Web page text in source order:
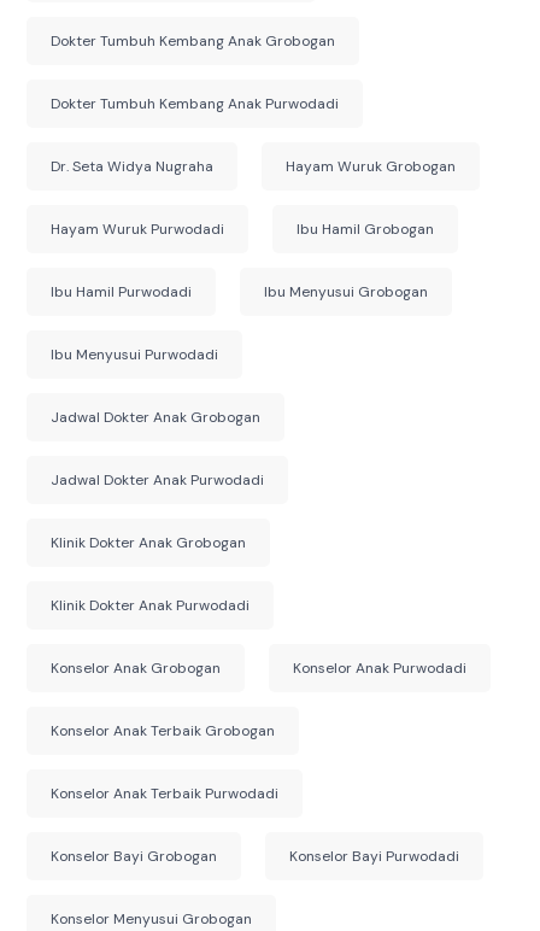
Dokter Tumbuh Kembang Anak Grobogan
Dokter Tumbuh Kembang Anak Purwodadi
Dr. Seta Widya Nugraha Hayam Wuruk Grobogan
Hayam Wuruk Purwodadi Ibu Hamil Grobogan
Ibu Hamil Purwodadi Ibu Menyusui Grobogan
Ibu Menyusui Purwodadi
Jadwal Dokter Anak Grobogan
Jadwal Dokter Anak Purwodadi
Klinik Dokter Anak Grobogan
Klinik Dokter Anak Purwodadi
Konselor Anak Grobogan Konselor Anak Purwodadi
Konselor Anak Terbaik Grobogan
Konselor Anak Terbaik Purwodadi
Konselor Bayi Grobogan Konselor Bayi Purwodadi
Konselor Menyusui Grobogan